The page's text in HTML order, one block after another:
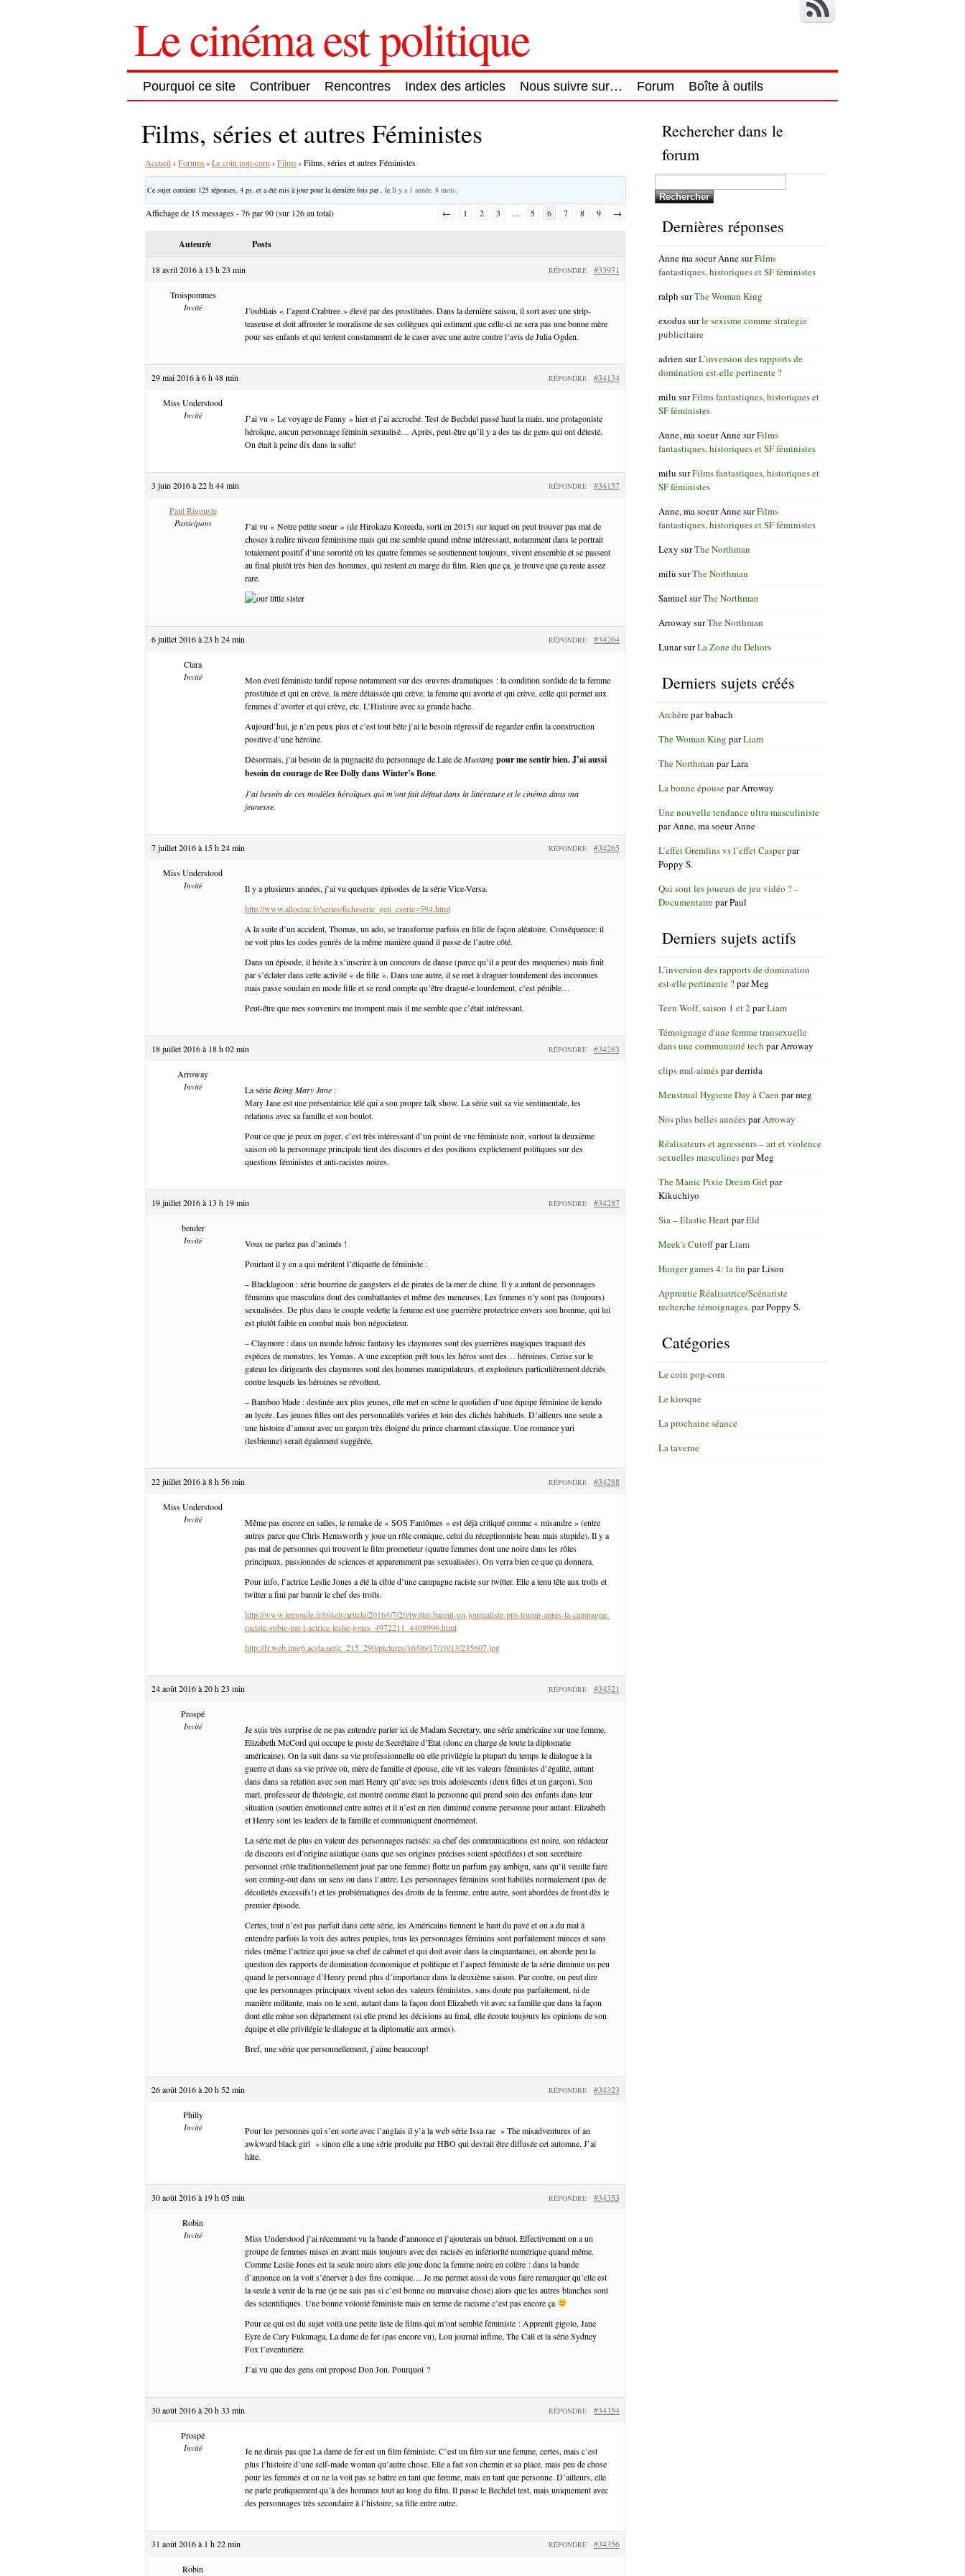
Le cinéma est politique
Pourquoi ce site Contribuer Rencontres Index des articles Nous suivre sur… Forum Boîte à outils
Films, séries et autres Féministes
Accueil› Forums › Le coin pop-corn › Films › Films, séries et autres Féministes
Ce sujet contient 125 réponses, 4 ps. et a été mis à jour pour la dernière fois par , le Il y a 1 année, 8 mois
Affichage de 15 messages - 76 par 90 (sur 126 au total) ← 1 2 3 … 5 6 7 8 9 →
Auteur/e Posts
18 avril 2016 à 13 h 23 min #33971
RÉPONDRE
Troispommes
Invité
J’oubliais « l’agent Crabtree » élevé par des prostituées. Dans la dernière saison, il sort avec une strip-
teaseuse et doit affronter le moralisme de ses collègues qui estiment que celle-ci ne sera pas une bonne mère
pour ses enfants et qui tentent constamment de le caser avec une autre contre l’avis de Julia Ogden.
29 mai 2016 à 6 h 48 min #34134
RÉPONDRE
Miss Understood
Invité
J’ai vu « Le voyage de Fanny » hier et j’ai accroché. Test de Bechdel passé haut la main, une protagoniste
héroïque, aucun personnage féminin sexualisé… Après, peut-être qu’il y a des tas de gens qui ont détesté.
On était à peine dix dans la salle!
3 juin 2016 à 22 h 44 min #34157
RÉPONDRE
Paul Rigouste
Participant
J’ai vu « Notre petite soeur » (de Hirokazu Koreeda, sorti en 2015) sur lequel on peut trouver pas mal de
choses à redire niveau féminisme mais qui me semble quand même intéressant, notamment dans le portrait
totalement positif d’une sororité où les quatre femmes se soutiennent toujours, vivent ensemble et se passent
au final plutôt très bien des hommes, qui restent en marge du film. Rien que ça, je trouve que ça reste assez
rare.
6 juillet 2016 à 23 h 24 min #34264
RÉPONDRE
Clara
Invité
Mon éveil féministe tardif repose notamment sur des œuvres dramatiques : la condition sordide de la femme
prostituée et qui en crève, la mère délaissée qui crève, la femme qui avorte et qui crève, celle qui permet aux
femmes d’avorter et qui crève, etc. L’Histoire avec sa grande hache.
Aujourd’hui, je n’en peux plus et c’est tout bête j’ai le besoin régressif de regarder enfin la construction
positive d’une héroïne.
Désormais, j’ai besoin de la pugnacité du personnage de Lale deMustangpour me sentir bien. J’ai aussi
besoin du courage de Ree Dolly dansWinter’s Bone.
J’ai besoin de ces modèles héroïques qui m’ont fait défaut dans la littérature et le cinéma dans ma
jeunesse.
7 juillet 2016 à 15 h 24 min #34265
RÉPONDRE
Miss Understood
Invité
Il y a plusieurs années, j’ai vu quelques épisodes de la série Vice-Versa.
http://www.allocine.fr/series/ficheserie_gen_cserie=594.html
A la suite d’un accident, Thomas, un ado, se transforme parfois en fille de façon aléatoire. Conséquence: il
ne voit plus les codes genrés de la même manière quand il passe de l’autre côté.
Dans un épisode, il hésite à s’inscrire à un concours de danse (parce qu’il a peur des moqueries) mais finit
par s’éclater dans cette activité « de fille ». Dans une autre, il se met à draguer lourdement des inconnues
mais passe soudain en mode fille et se rend compte qu’être dragué-e lourdement, c’est pénible…
Peut-être que mes souvenirs me trompent mais il me semble que c’était intéressant.
18 juillet 2016 à 18 h 02 min #34283
RÉPONDRE
Arroway
Invité La série Being Mary Jane :
Mary Jane est une présentatrice télé qui a son propre talk show. La série suit sa vie sentimentale, les
relations avec sa famille et son boulot.
Pour ce que je peux en juger, c’est très intéressant d’un point de vue féministe noir, surtout la deuxième
saison où la personnage principale tient des discours et des positions explictement politiques sur des
questions féministes et anti-racistes noires.
19 juillet 2016 à 13 h 19 min #34287
RÉPONDRE
bender
Invité
Vous ne parlez pas d’animés !
Pourtant il y en a qui méritent l’étiquette de féministe :
– Blacklagoon : série bourrine de gangsters et de pirates de la mer de chine. Il y a autant de personnages
féminins que masculins dont des combattantes et même des meneuses. Les femmes n’y sont pas (toujours)
sexualisées. De plus dans le couple vedette la femme est une guerrière protectrice envers son homme, qui lui
est plutôt faible en combat mais bon négociateur.
– Claymore : dans un monde héroic fantaisy les claymores sont des guerrières magiques traquant des
espèces de monstres, les Yomas. A une exception prêt tous les héros sont des… héroines. Cerise sur le
gateau les dirigeants des claymores sont des hommes manipulateurs, et exploiteurs particulièrement décriés
contre lesquels les héroines se révoltent.
– Bamboo blade : destinée aux plus jeunes, elle met en scène le quotidien d’une équipe féminine de kendo
au lycée. Les jeunes filles ont des personnalités variées et loin des clichés habituels. D’ailleurs une seule a
une histoire d’amour avec un garçon très éloigné du prince charmant classique. Une romance yuri
(lesbienne) serait également suggérée.
22 juillet 2016 à 8 h 56 min #34288
RÉPONDRE
Miss Understood
Invité
Même pas encore en salles, le remake de « SOS Fantômes » est déjà critiqué comme « misandre » (entre
autres parce que Chris Hemsworth y joue un rôle comique, celui du réceptionniste beau mais stupide). Il y a
pas mal de personnes qui trouvent le film prometteur (quatre femmes dont une noire dans les rôles
principaux, passionnées de sciences et apparemment pas sexualisées). On verra bien ce que ça donnera.
Pour info, l’actrice Leslie Jones a été la cible d’une campagne raciste sur twitter. Elle a tenu tête aux trolls et
twitter a fini par bannir le chef des trolls.
http://www.lemonde.fr/pixels/article/2016/07/20/twitter-bannit-un-journaliste-pro-trump-apres-la-campagne-
raciste-subie-par-l-actrice-leslie-jones_4972211_4408996.html
http://fr.web.img6.acsta.net/c_215_290/pictures/16/06/17/10/13/235607.jpg
24 août 2016 à 20 h 23 min #34321
RÉPONDRE
Prospé
Invité
Je suis très surprise de ne pas entendre parler ici de Madam Secretary, une série américaine sur une femme,
Elizabeth McCord qui occupe le poste de Secrétaire d’État (donc en charge de toute la diplomatie
américaine). On la suit dans sa vie professionnelle où elle privilégie la plupart du temps le dialogue à la
guerre et dans sa vie privée où, mère de famille et épouse, elle vit les valeurs féministes d’égalité, autant
dans dans sa relation avec son mari Henry qu’avec ses trois adolescents (deux filles et un garçon). Son
mari, professeur de théologie, est montré comme étant la personne qui prend soin des enfants dans leur
situation (soutien émotionnel entre autre) et il n’est en rien diminué comme personne pour autant. Elizabeth
et Henry sont les leaders de la famille et communiquent énormément.
La série met de plus en valeur des personnages racisés: sa chef des communications est noire, son rédacteur
de discours est d’origine asiatique (sans que ses origines précises soient spécifiées) et son secrétaire
personnel (rôle traditionnellement joué par une femme) flotte un parfum gay ambigu, sans qu’il veuille faire
son coming-out dans un sens ou dans l’autre. Les personnages féminins sont habillés normalement (pas de
décolletés excessifs!) et les problématiques des droits de la femme, entre autre, sont abordées de front dès le
premier épisode.
Certes, tout n’est pas parfait dans cette série, les Américains tiennent le haut du pavé et on a du mal à
entendre parfois la voix des autres peuples, tous les personnages féminins sont parfaitement minces et sans
rides (même l’actrice qui joue sa chef de cabinet et qui doit avoir dans la cinquantaine), on aborde peu la
question des rapports de domination économique et politique et l’aspect féministe de la série diminue un peu
quand le personnage d’Henry prend plus d’importance dans la deuxième saison. Par contre, on peut dire
que les personnages principaux vivent selon des valeurs féministes, sans doute pas parfaitement, ni de
manière militante, mais on le sent, autant dans la façon dont Elizabeth vit avec sa famille que dans la façon
dont elle mène son département (si elle prend les décisions au final, elle écoute toujours les opinions de son
équipe et elle privilégie le dialogue et la diplomatie aux armes).
Bref, une série que personnellement, j’aime beaucoup!
26 août 2016 à 20 h 52 min #34323
RÉPONDRE
Philly
Invité
Pour les personnes qui s’en sorte avec l’anglais il y’a la web série Issa rae » The misadventures of an
awkward black girl » sinon elle a une série produite par HBO qui devrait être diffusée cet automne. J’ai
hâte.
30 août 2016 à 19 h 05 min #34353
RÉPONDRE
Robin
Invité
Miss Understood j’ai récemment vu la bande d’annonce et j’ajouterais un bémol. Effectivement on a un
groupe de femmes mises en avant mais toujours avec des racisés en infériorité numérique quand même.
Comme Leslie Jones est la seule noire alors elle joue donc la femme noire en colère : dans la bande
d’annonce on la voit s’énerver à des fins comique… Je me permet aussi de vous faire remarquer qu’elle est
la seule à venir de la rue (je ne sais pas si c’est bonne ou mauvaise chose) alors que les autres blanches sont
des scientifiques. Une bonne volonté féministe mais en terme de racisme c’est pas encore ça
Pour ce qui est du sujet voilà une petite liste de films qui m’ont semblé féministe : Apprenti gigolo, Jane
Eyre de Cary Fukunaga, La dame de fer (pas encore vu), Lou journal infime, The Call et la série Sydney
Fox l’aventurière.
J’ai vu que des gens ont proposé Don Jon. Pourquoi ?
30 août 2016 à 20 h 33 min #34354
RÉPONDRE
Prospé
Invité
Je ne dirais pas que La dame de fer est un film féministe. C’est un film sur une femme, certes, mais c’est
plus l’histoire d’une self-made woman qu’autre chose. Elle a fait son chemin et sa place, mais peu de chose
pour les femmes et on ne la voit pas se battre en tant que femme, mais en tant que personne. D’ailleurs, elle
ne parle pratiquement qu’à des hommes tout au long du film. Il passe le Bechdel test, mais uniquement avec
des personnages très secondaire à l’histoire, sa fille entre autre.
31 août 2016 à 1 h 22 min #34356
RÉPONDRE
Robin
Rechercher dans le
forum
Dernières réponses
Anne ma soeur AnnesurFilms
fantastiques, historiques et SF féministes
ralph surThe Woman King
exodussurle sexisme comme strategie
publicitaire
adrien surL’inversion des rapports de
domination est-elle pertinente ?
milu surFilms fantastiques, historiques et
SF féministes
Anne, ma soeur AnnesurFilms
fantastiques, historiques et SF féministes
milu surFilms fantastiques, historiques et
SF féministes
Anne, ma soeur AnnesurFilms
fantastiques, historiques et SF féministes
Lexy surThe Northman
milù surThe Northman
Samuel surThe Northman
Arroway surThe Northman
LunarsurLa Zone du Dehors
Derniers sujets créés
Archèreparbabach
The Woman King parLiam
The Northman parLara
La bonne épouseparArroway
Une nouvelle tendance ultra masculiniste
parAnne, ma soeur Anne
L’effet Gremlins vs l’effet Casperpar
Poppy S.
Qui sont les joueurs de jeu vidéo ? –
DocumentaireparPaul
Derniers sujets actifs
L’inversion des rapports de domination
est-elle pertinente ?parMeg
Teen Wolf, saison 1 et 2 parLiam
Témoignage d'une femme transexuelle
dans une communauté tech parArroway
clips mal-aimésparderrida
Menstrual Hygiene Day à Caen parmeg
Nos plus belles annéesparArroway
Réalisateurs et agresseurs – art et violence
sexuelles masculinesparMeg
The Manic Pixie Dream Girl par
Kikuchiyo
Sia – Elastic HeartparEld
Meek's CutoffparLiam
Hunger games 4: la fin parLison
Apprentie Réalisatrice/Scénariste
recherche témoignages. parPoppy S.
Catégories
Le coin pop-corn
Le kiosque
La prochaine séance
La taverne